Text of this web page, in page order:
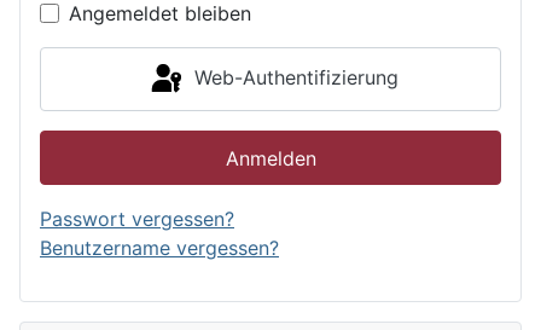
Angemeldet bleiben
Web-Authentifizierung
Anmelden
Passwort vergessen?
Benutzername vergessen?